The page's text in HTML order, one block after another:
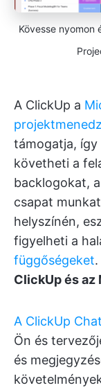
Kövesse nyomon
A ClickUp a
támogatja, így
követheti a
backlogokat,
csapat
helyszínén,
figyelheti a
függőségeket.
ClickUp és az
A ClickUp
Ön és
és